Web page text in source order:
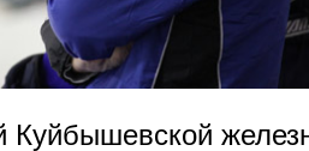
Куйбышевской